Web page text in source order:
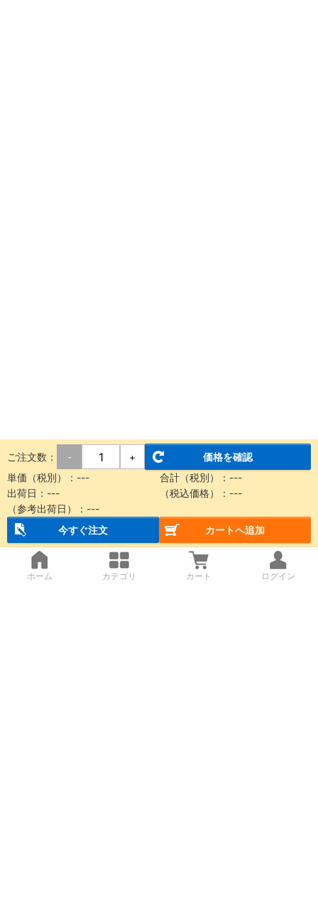
ご注文数： - +
価格を確認
単価（税別）： --- 合計（税別）： ---
出荷日： --- （税込価格）： ---
（参考出荷日）： ---
今すぐ注文
カートへ追加
ホーム カテゴリ カート ログイン